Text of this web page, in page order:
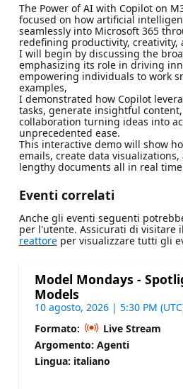
The Power of AI with Copilot on
focused on how artificial
seamlessly into Microsoft 365
redefining productivity, creativity,
I will begin by discussing the
emphasizing its role in driving
empowering individuals to work
examples,
I demonstrated how Copilot
tasks, generate insightful
collaboration turning ideas into
unprecedented ease.
This interactive demo will show
emails, create data
lengthy documents all in real
Eventi correlati
Anche gli eventi seguenti
per l'utente. Assicurati di visitare
reattoreper visualizzare tutti gli
Model Mondays -
Models
10 agosto, 2026 | 5:30 PM
Formato:
Live Stream
Argomento: Agenti
Lingua: italiano